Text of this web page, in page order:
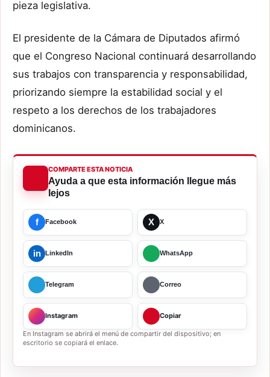
pieza legislativa.
El presidente de la Cámara de Diputados afirmó
que el Congreso Nacional continuará desarrollando
sus trabajos con transparencia y responsabilidad,
priorizando siempre la estabilidad social y el
respeto a los derechos de los trabajadores
dominicanos.
COMPARTE ESTA NOTICIA
Ayuda a que esta información llegue más
lejos
f Facebook X X
in LinkedIn WhatsApp
Telegram Correo
Instagram Copiar
En Instagram se abrirá el menú de compartir del dispositivo; en
escritorio se copiará el enlace.